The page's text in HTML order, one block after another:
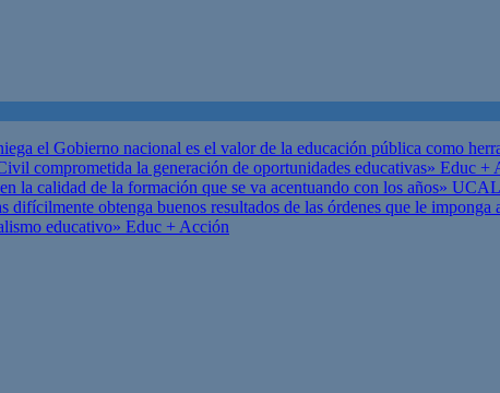
el Gobierno nacional es el valor de la educación pública como
comprometida la generación de oportunidades educativas» Educ +
la calidad de la formación que se va acentuando con los años»
difícilmente obtenga buenos resultados de las órdenes que le
educativo» Educ + Acción